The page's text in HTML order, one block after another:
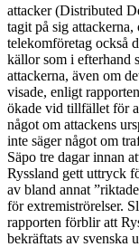
attacker (Distributed
tagit på sig
telekomföretag också
källor som i efterhand
attackerna, även om
visade, enligt
ökade vid tillfället för
något om attackens
inte säger något om
Säpo tre dagar innan
Ryssland gett uttryck
av bland annat
för extremiströrelser.
rapporten förblir att
bekräftats av svenska